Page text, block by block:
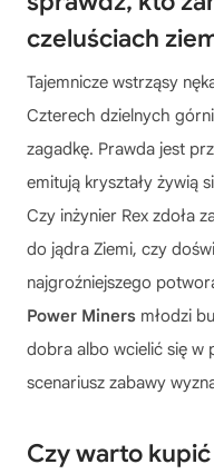
czeluściach
Tajemnicze wstrząsy
Czterech dzielnych
zagadkę. Prawda jest
emitują kryształy żywią
Czy inżynier Rex zdoła
do jądra Ziemi, czy
najgroźniejszego
Power Miners młodzi
dobra albo wcielić się w
scenariusz zabawy
Czy warto